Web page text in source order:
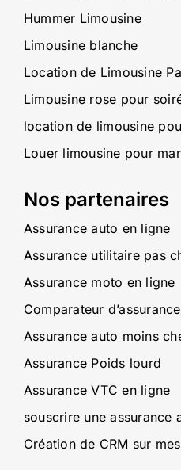
Hummer Limousine
Limousine blanche
Location de Limousine
Limousine rose pour
location de limousine
Louer limousine pour
Nos partenaires
Assurance auto en ligne
Assurance utilitaire pas
Assurance moto en ligne
Comparateur d’assurance
Assurance auto moins
Assurance Poids lourd
Assurance VTC en ligne
souscrire une assurance
Création de CRM sur